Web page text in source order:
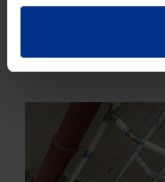
In den 4 Blöcken der
Pipelife Gebäudetechnik